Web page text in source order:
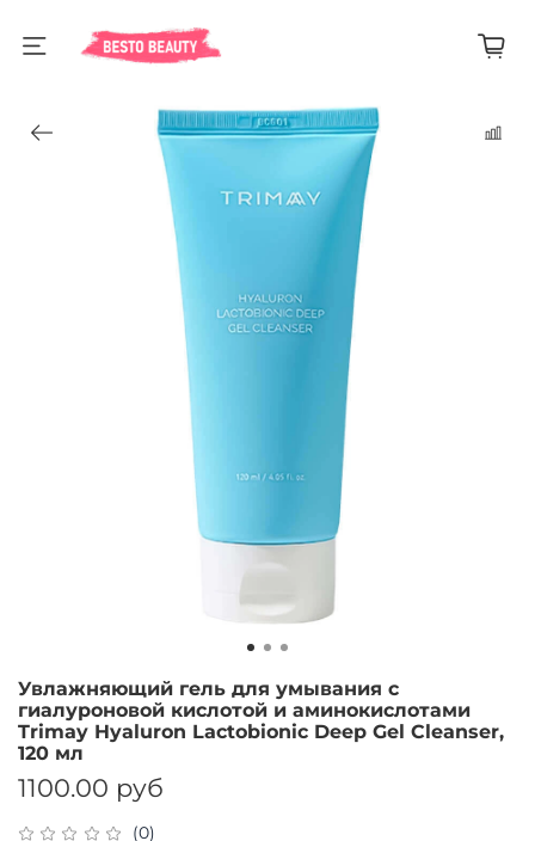
(0)
Увлажняющий гель для умывания с
гиалуроновой кислотой и аминокислотами
Trimay Hyaluron Lactobionic Deep Gel Cleanser,
120 мл
1100.00 руб